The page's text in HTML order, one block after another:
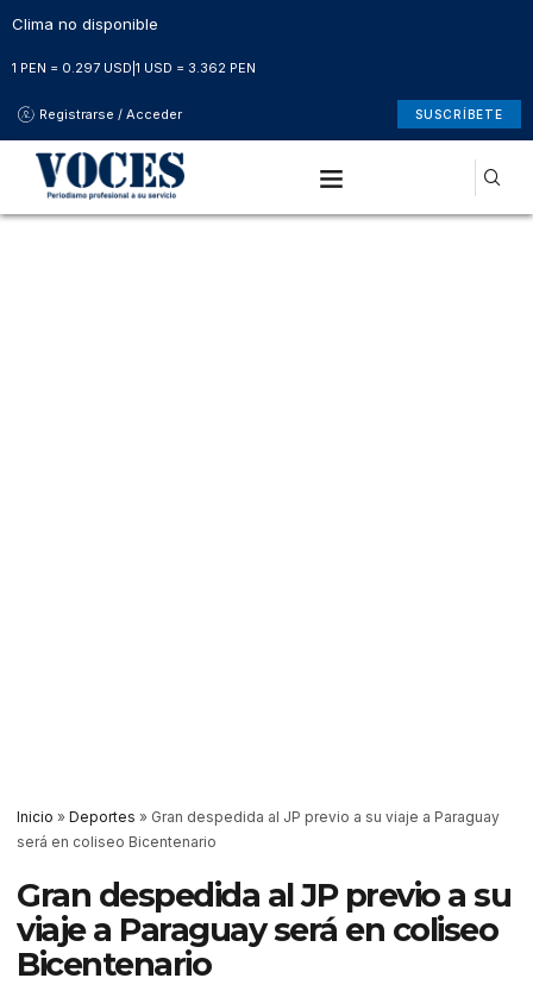
Clima no disponible
1 PEN = 0.297 USD 1 USD = 3.362 PEN
Registrarse / Acceder SUSCRÍBETE
Inicio » Deportes » Gran despedida al JP previo a su viaje a Paraguay
será en coliseo Bicentenario
Gran despedida al JP previo a su
viaje a Paraguay será en coliseo
Bicentenario